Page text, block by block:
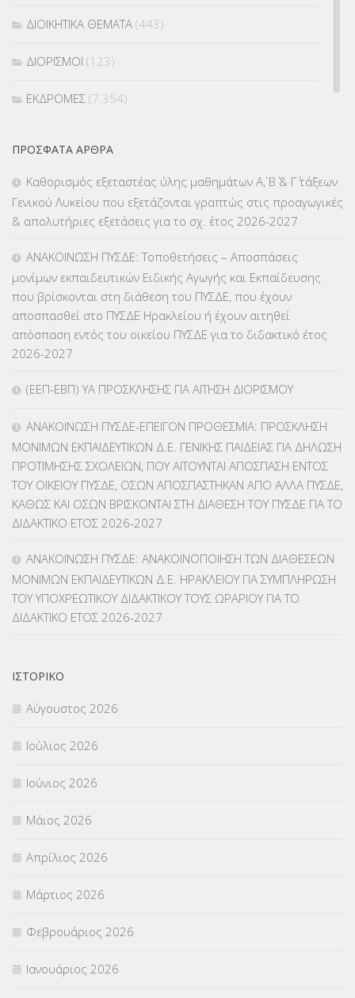
ΔΙΟΙΚΗΤΙΚΑ ΘΕΜΑΤΑ (443)
ΔΙΟΡΙΣΜΟΙ (123)
ΕΚΔΡΟΜΕΣ (7.354)
(366)
ΕΠΙΜΟΡΦΩΣΗ Τ.Π.Ε.(10)
ΚΕΣΥ(60)
ΚΕΣΥΠ(109)
ΚΠγ – ΚΡΑΤΙΚΟ ΠΙΣΤΟΠΟΙΗΤΙΚΟ ΓΛΩΣΣΟΜΑΘΕΙΑΣ
ΚΠπ- ΚΡΑΤΙΚΟ ΠΙΣΤΟΠΟΙΗΤΙΚΟ ΠΛΗΡΟΦΟΡΙΚΗΣ(12)
ΛΟΙΠΑ(309)
ΜΑΘΗΤΕΙΑ(275)
ΜΕΤΑΘΕΣΕΙΣ-ΤΟΠΟΘΕΤΗΣΕΙΣ ΒΕΛΤΙΩΣΕΙΣ(319)
ΜΕΤΑΦΟΡΑ ΜΑΘΗΤΩΝ(3)
ΝΟΜΟΘΕΣΙΑ(66)
ΠΡΌΣΦΑΤΑ ΆΡΘΡΑ
Καθορισμός εξεταστέας ύλης μαθημάτων Α΄, Β΄ & Γ΄ τάξεων
Γενικού Λυκείου που εξετάζονται γραπτώς στις προαγωγικές
& απολυτήριες εξετάσεις για το σχ. έτος 2026-2027
ΑΝΑΚΟΙΝΩΣΗ ΠΥΣΔΕ: Τοποθετήσεις – Αποσπάσεις
μονίμων εκπαιδευτικών Ειδικής Αγωγής και Εκπαίδευσης
που βρίσκονται στη διάθεση του ΠΥΣΔΕ, που έχουν
αποσπασθεί στο ΠΥΣΔΕ Ηρακλείου ή έχουν αιτηθεί
απόσπαση εντός του οικείου ΠΥΣΔΕ για το διδακτικό έτος
2026-2027
(ΕΕΠ-ΕΒΠ) ΥΑ ΠΡΟΣΚΛΗΣΗΣ ΓΙΑ ΑΙΤΗΣΗ ΔΙΟΡΙΣΜΟΥ
ΑΝΑΚΟΙΝΩΣΗ ΠΥΣΔΕ-ΕΠΕΙΓΟΝ ΠΡΟΘΕΣΜΙΑ: ΠΡΟΣΚΛΗΣΗ
ΜΟΝΙΜΩΝ ΕΚΠΑΙΔΕΥΤΙΚΩΝ Δ.Ε. ΓΕΝΙΚΗΣ ΠΑΙΔΕΙΑΣ ΓΙΑ ΔΗΛΩΣΗ
ΠΡΟΤΙΜΗΣΗΣ ΣΧΟΛΕΙΩΝ, ΠΟΥ ΑΙΤΟΥΝΤΑΙ ΑΠΟΣΠΑΣΗ ΕΝΤΟΣ
ΤΟΥ ΟΙΚΕΙΟΥ ΠΥΣΔΕ, ΟΣΩΝ ΑΠΟΣΠΑΣΤΗΚΑΝ ΑΠΟ ΑΛΛΑ ΠΥΣΔΕ,
ΚΑΘΩΣ ΚΑΙ ΟΣΩΝ ΒΡΙΣΚΟΝΤΑΙ ΣΤΗ ΔΙΑΘΕΣΗ ΤΟΥ ΠΥΣΔΕ ΓΙΑ ΤΟ
ΔΙΔΑΚΤΙΚΟ ΕΤΟΣ 2026-2027
ΑΝΑΚΟΙΝΩΣΗ ΠΥΣΔΕ: ΑΝΑΚΟΙΝΟΠΟΙΗΣΗ ΤΩΝ ΔΙΑΘΕΣΕΩΝ
ΜΟΝΙΜΩΝ ΕΚΠΑΙΔΕΥΤΙΚΩΝ Δ.Ε. ΗΡΑΚΛΕΙΟΥ ΓΙΑ ΣΥΜΠΛΗΡΩΣΗ
ΤΟΥ ΥΠΟΧΡΕΩΤΙΚΟΥ ΔΙΔΑΚΤΙΚΟΥ ΤΟΥΣ ΩΡΑΡΙΟΥ ΓΙΑ ΤΟ
ΔΙΔΑΚΤΙΚΟ ΕΤΟΣ 2026-2027
ΙΣΤΟΡΙΚΌ
Αύγουστος 2026
Ιούλιος 2026
Ιούνιος 2026
Μάιος 2026
Απρίλιος 2026
Μάρτιος 2026
Φεβρουάριος 2026
Ιανουάριος 2026